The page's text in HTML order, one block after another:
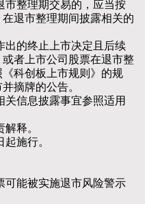
整理期交易的，应当按
退市整理期间披露相关的
的终止上市决定且后续
者上市公司股票在退市整
科创板上市规则》的规
摘牌的公告。
信息披露事宜参照适用
释。
施行。
能被实施退市风险警示